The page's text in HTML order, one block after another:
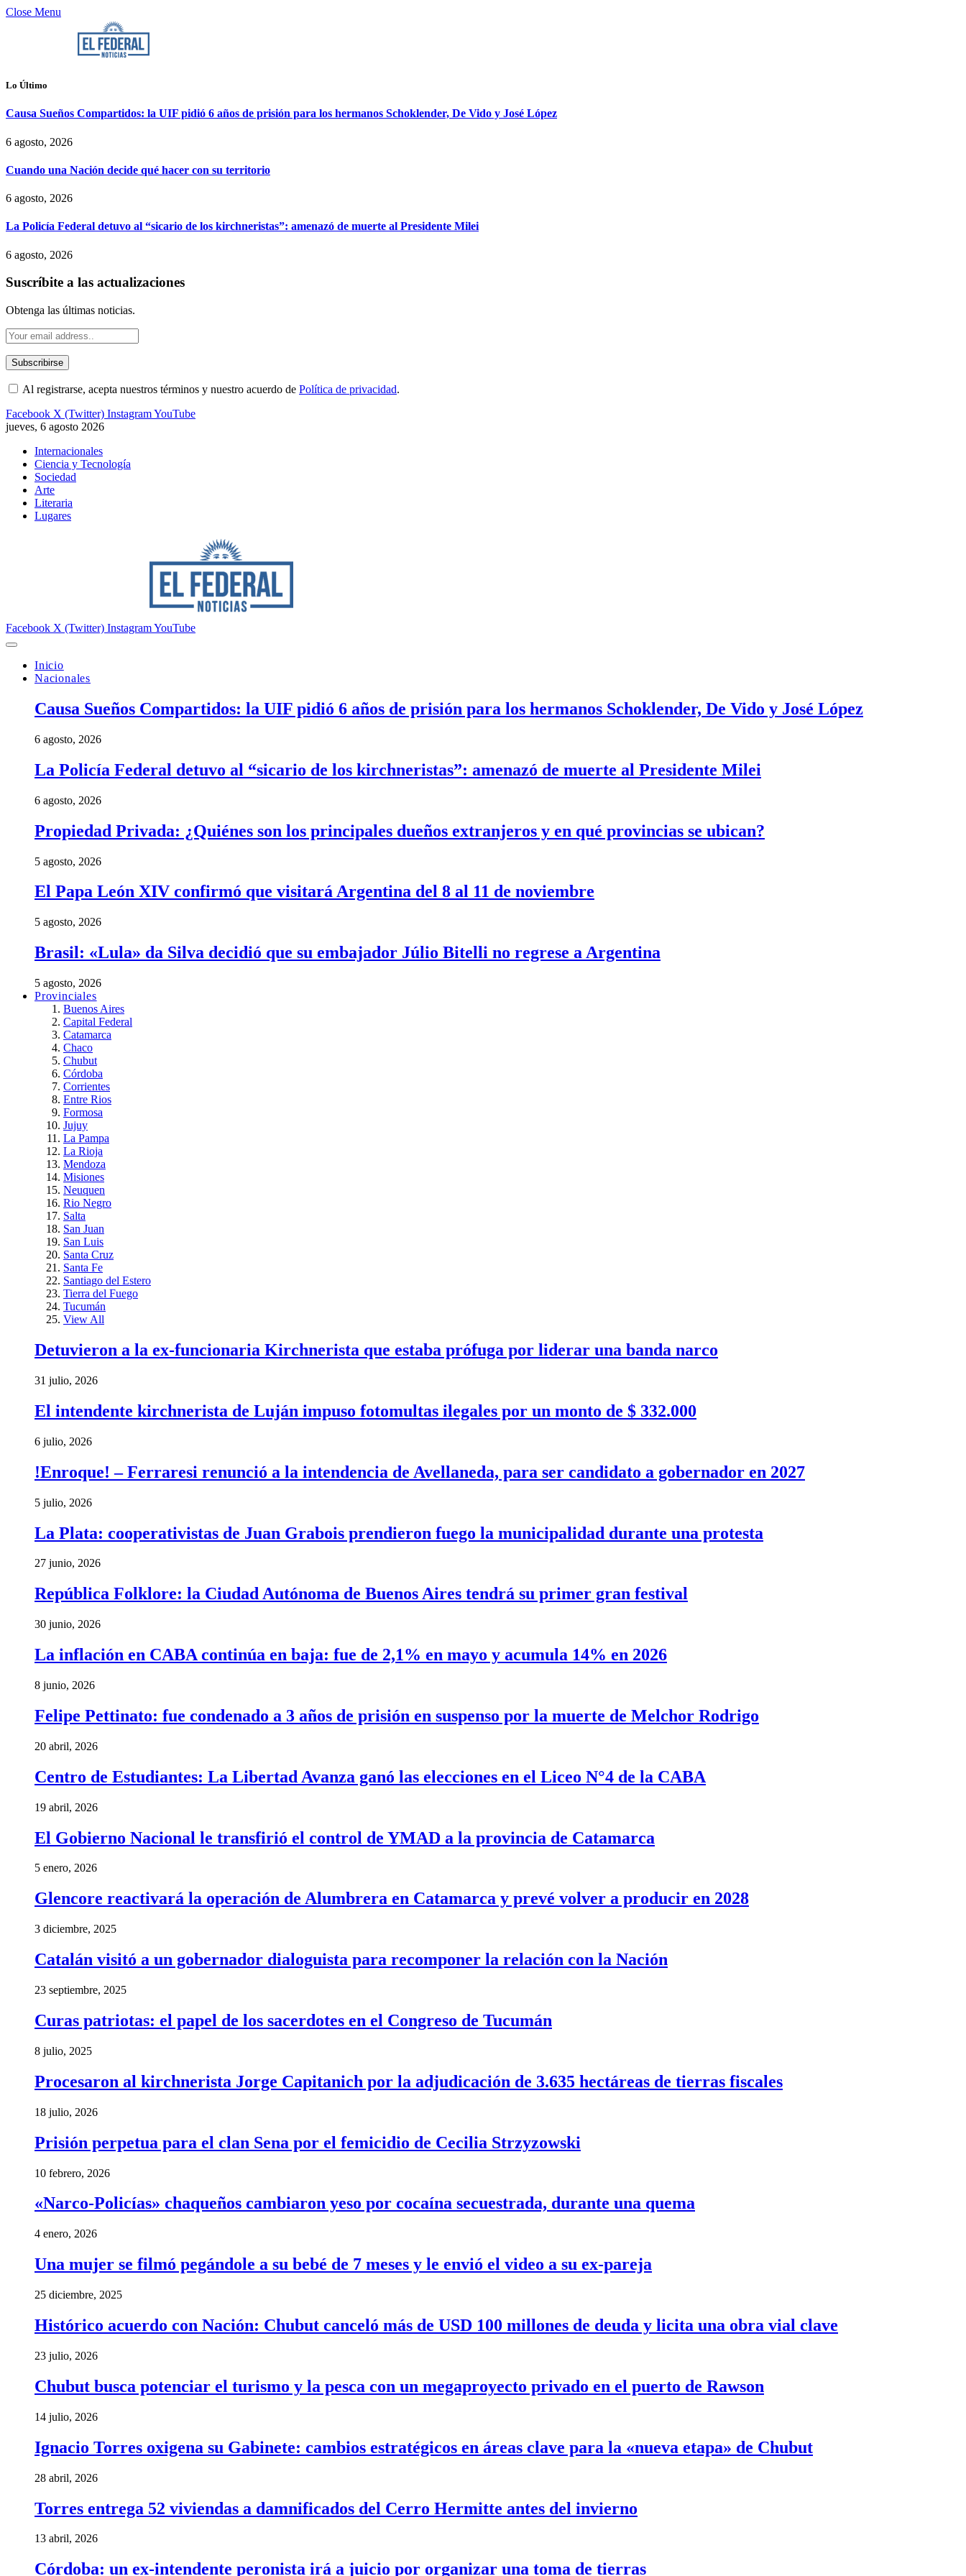
Close Menu
Lo Último
Causa Sueños Compartidos: la UIF pidió 6 años de prisión para los hermanos Schoklender, De Vido y José López
6 agosto, 2026
Cuando una Nación decide qué hacer con su territorio
6 agosto, 2026
La Policía Federal detuvo al “sicario de los kirchneristas”: amenazó de muerte al Presidente Milei
6 agosto, 2026
Suscríbite a las actualizaciones
Obtenga las últimas noticias.
Al registrarse, acepta nuestros términos y nuestro acuerdo de Política de privacidad.
Facebook X (Twitter) InstagramYouTube
jueves, 6 agosto 2026
Internacionales
Ciencia y Tecnología
Sociedad
Arte
Literaria
Lugares
Facebook X (Twitter) InstagramYouTube
Inicio
Nacionales
Causa Sueños Compartidos: la UIF pidió 6 años de prisión para los hermanos Schoklender, De Vido y José López
6 agosto, 2026
La Policía Federal detuvo al “sicario de los kirchneristas”: amenazó de muerte al Presidente Milei
6 agosto, 2026
Propiedad Privada: ¿Quiénes son los principales dueños extranjeros y en qué provincias se ubican?
5 agosto, 2026
El Papa León XIV confirmó que visitará Argentina del 8 al 11 de noviembre
5 agosto, 2026
Brasil: «Lula» da Silva decidió que su embajador Júlio Bitelli no regrese a Argentina
5 agosto, 2026
Provinciales
Buenos Aires
Capital Federal
Catamarca
Chaco
Chubut
Córdoba
Corrientes
Entre Rios
Formosa
Jujuy
La Pampa
La Rioja
Mendoza
Misiones
Neuquen
Rio Negro
Salta
San Juan
San Luis
Santa Cruz
Santa Fe
Santiago del Estero
Tierra del Fuego
Tucumán
View All
Detuvieron a la ex-funcionaria Kirchnerista que estaba prófuga por liderar una banda narco
31 julio, 2026
El intendente kirchnerista de Luján impuso fotomultas ilegales por un monto de $ 332.000
6 julio, 2026
!Enroque! – Ferraresi renunció a la intendencia de Avellaneda, para ser candidato a gobernador en 2027
5 julio, 2026
La Plata: cooperativistas de Juan Grabois prendieron fuego la municipalidad durante una protesta
27 junio, 2026
República Folklore: la Ciudad Autónoma de Buenos Aires tendrá su primer gran festival
30 junio, 2026
La inflación en CABA continúa en baja: fue de 2,1% en mayo y acumula 14% en 2026
8 junio, 2026
Felipe Pettinato: fue condenado a 3 años de prisión en suspenso por la muerte de Melchor Rodrigo
20 abril, 2026
Centro de Estudiantes: La Libertad Avanza ganó las elecciones en el Liceo N°4 de la CABA
19 abril, 2026
El Gobierno Nacional le transfirió el control de YMAD a la provincia de Catamarca
5 enero, 2026
Glencore reactivará la operación de Alumbrera en Catamarca y prevé volver a producir en 2028
3 diciembre, 2025
Catalán visitó a un gobernador dialoguista para recomponer la relación con la Nación
23 septiembre, 2025
Curas patriotas: el papel de los sacerdotes en el Congreso de Tucumán
8 julio, 2025
Procesaron al kirchnerista Jorge Capitanich por la adjudicación de 3.635 hectáreas de tierras fiscales
18 julio, 2026
Prisión perpetua para el clan Sena por el femicidio de Cecilia Strzyzowski
10 febrero, 2026
«Narco-Policías» chaqueños cambiaron yeso por cocaína secuestrada, durante una quema
4 enero, 2026
Una mujer se filmó pegándole a su bebé de 7 meses y le envió el video a su ex-pareja
25 diciembre, 2025
Histórico acuerdo con Nación: Chubut canceló más de USD 100 millones de deuda y licita una obra vial clave
23 julio, 2026
Chubut busca potenciar el turismo y la pesca con un megaproyecto privado en el puerto de Rawson
14 julio, 2026
Ignacio Torres oxigena su Gabinete: cambios estratégicos en áreas clave para la «nueva etapa» de Chubut
28 abril, 2026
Torres entrega 52 viviendas a damnificados del Cerro Hermitte antes del invierno
13 abril, 2026
Córdoba: un ex-intendente peronista irá a juicio por organizar una toma de tierras